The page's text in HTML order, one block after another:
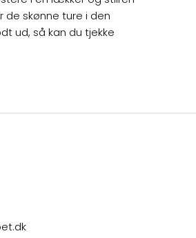
de skønne ture i den
ud, så kan du tjekke